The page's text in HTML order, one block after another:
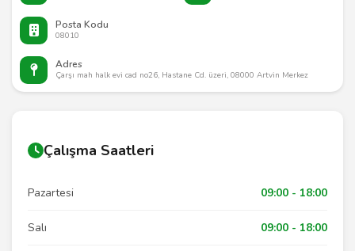
Posta Kodu
08010
Adres
Çarşı mah halk evi cad no26, Hastane Cd. üzeri, 08000 Artvin Merkez
Çalışma Saatleri
Pazartesi 09:00 - 18:00
Salı 09:00 - 18:00